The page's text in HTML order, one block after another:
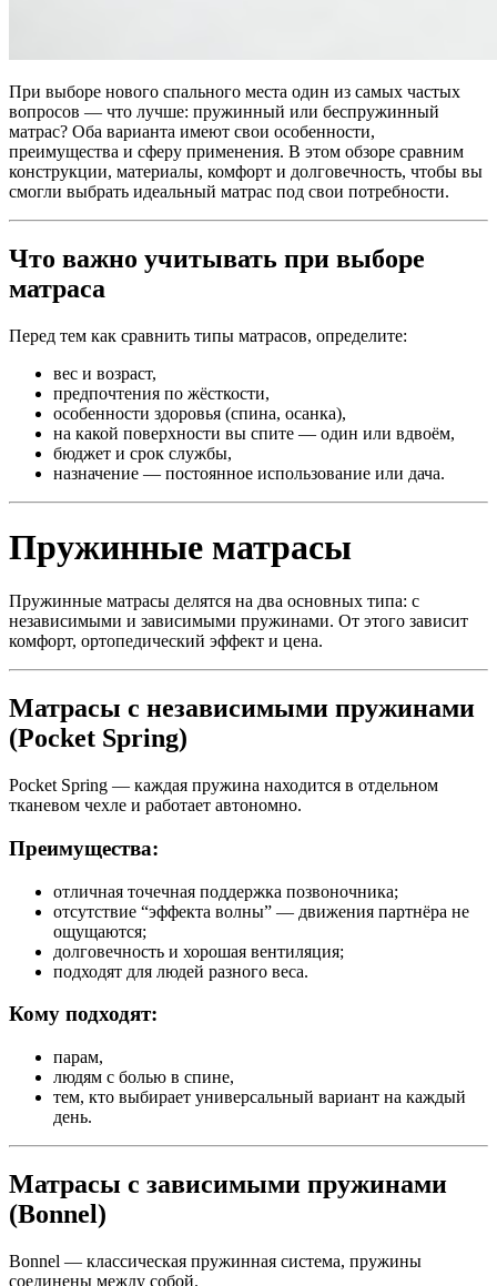
При выборе нового спального места один из самых частых
вопросов — что лучше: пружинный или беспружинный
матрас? Оба варианта имеют свои особенности,
преимущества и сферу применения. В этом обзоре сравним
конструкции, материалы, комфорт и долговечность, чтобы вы
смогли выбрать идеальный матрас под свои потребности.
Что важно учитывать при выборе
матраса
Перед тем как сравнить типы матрасов, определите:
вес и возраст,
предпочтения по жёсткости,
особенности здоровья (спина, осанка),
на какой поверхности вы спите — один или вдвоём,
бюджет и срок службы,
назначение — постоянное использование или дача.
Пружинные матрасы
Пружинные матрасы делятся на два основных типа: с
независимыми и зависимыми пружинами. От этого зависит
комфорт, ортопедический эффект и цена.
Матрасы с независимыми пружинами
(Pocket Spring)
Pocket Spring — каждая пружина находится в отдельном
тканевом чехле и работает автономно.
Преимущества:
отличная точечная поддержка позвоночника;
отсутствие “эффекта волны” — движения партнёра не
ощущаются;
долговечность и хорошая вентиляция;
подходят для людей разного веса.
Кому подходят:
парам,
людям с болью в спине,
тем, кто выбирает универсальный вариант на каждый
день.
Матрасы с зависимыми пружинами
(Bonnel)
Bonnel — классическая пружинная система, пружины
соединены между собой.